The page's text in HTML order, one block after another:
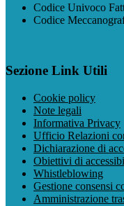
Codice Univoco
Codice
Sezione Link Utili
Cookie policy
Note legali
Informativa Privacy
Ufficio Relazioni
Dichiarazione di
Obiettivi di
Whistleblowing
Gestione consensi
Amministrazione